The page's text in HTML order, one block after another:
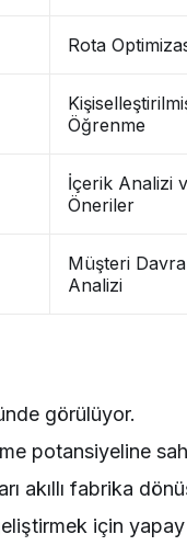
Rota
Öğrenme
İçerik Analizi
Öneriler
Müşteri
Analizi
görülüyor.
potansiyeline
akıllı fabrika
için yapay